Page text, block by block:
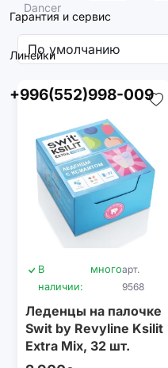
Гарантия и сервис
Линейки
+996(552)998-009
Dancer
В
наличии:
многоарт.
9568
Леденцы на палочке
Swit by Revyline Ksilit
Extra Mix, 32 шт.